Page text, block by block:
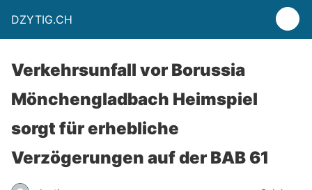
DZYTIG.CH
Verkehrsunfall vor Borussia
Mönchengladbach Heimspiel
sorgt für erhebliche
Verzögerungen auf der BAB 61